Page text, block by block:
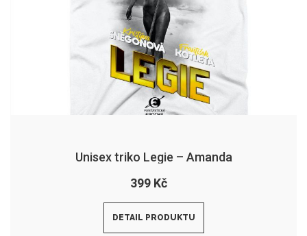
Unisex triko Legie – Amanda
399 Kč
DETAIL PRODUKTU